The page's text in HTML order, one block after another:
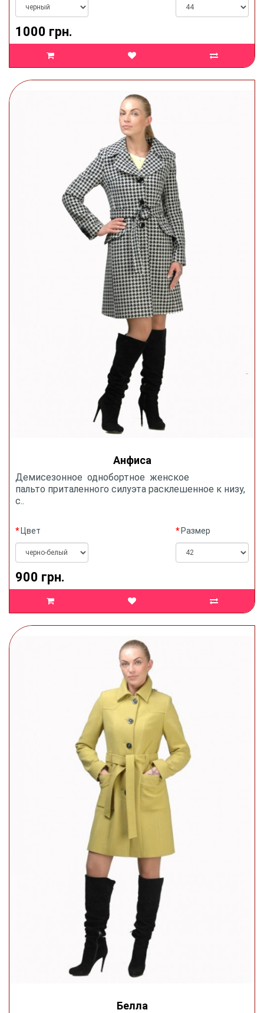
1000 грн.
Анфиса
Демисезонное однобортное женское
пальто приталенного силуэта расклешенное к низу,
с..
Цвет Размер
900 грн.
Белла